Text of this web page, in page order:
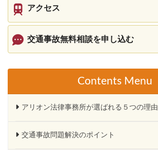
アクセス
交通事故無料相談を申し込む
Contents Menu
アリオン法律事務所が選ばれる５つの理由
交通事故問題解決のポイント